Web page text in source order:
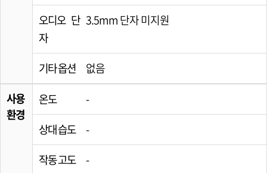
오디오 단
자
3.5mm 단자 미지원
기타 옵션
없음
사용
환경
온도
-
상대 습도
-
작동 고도
-